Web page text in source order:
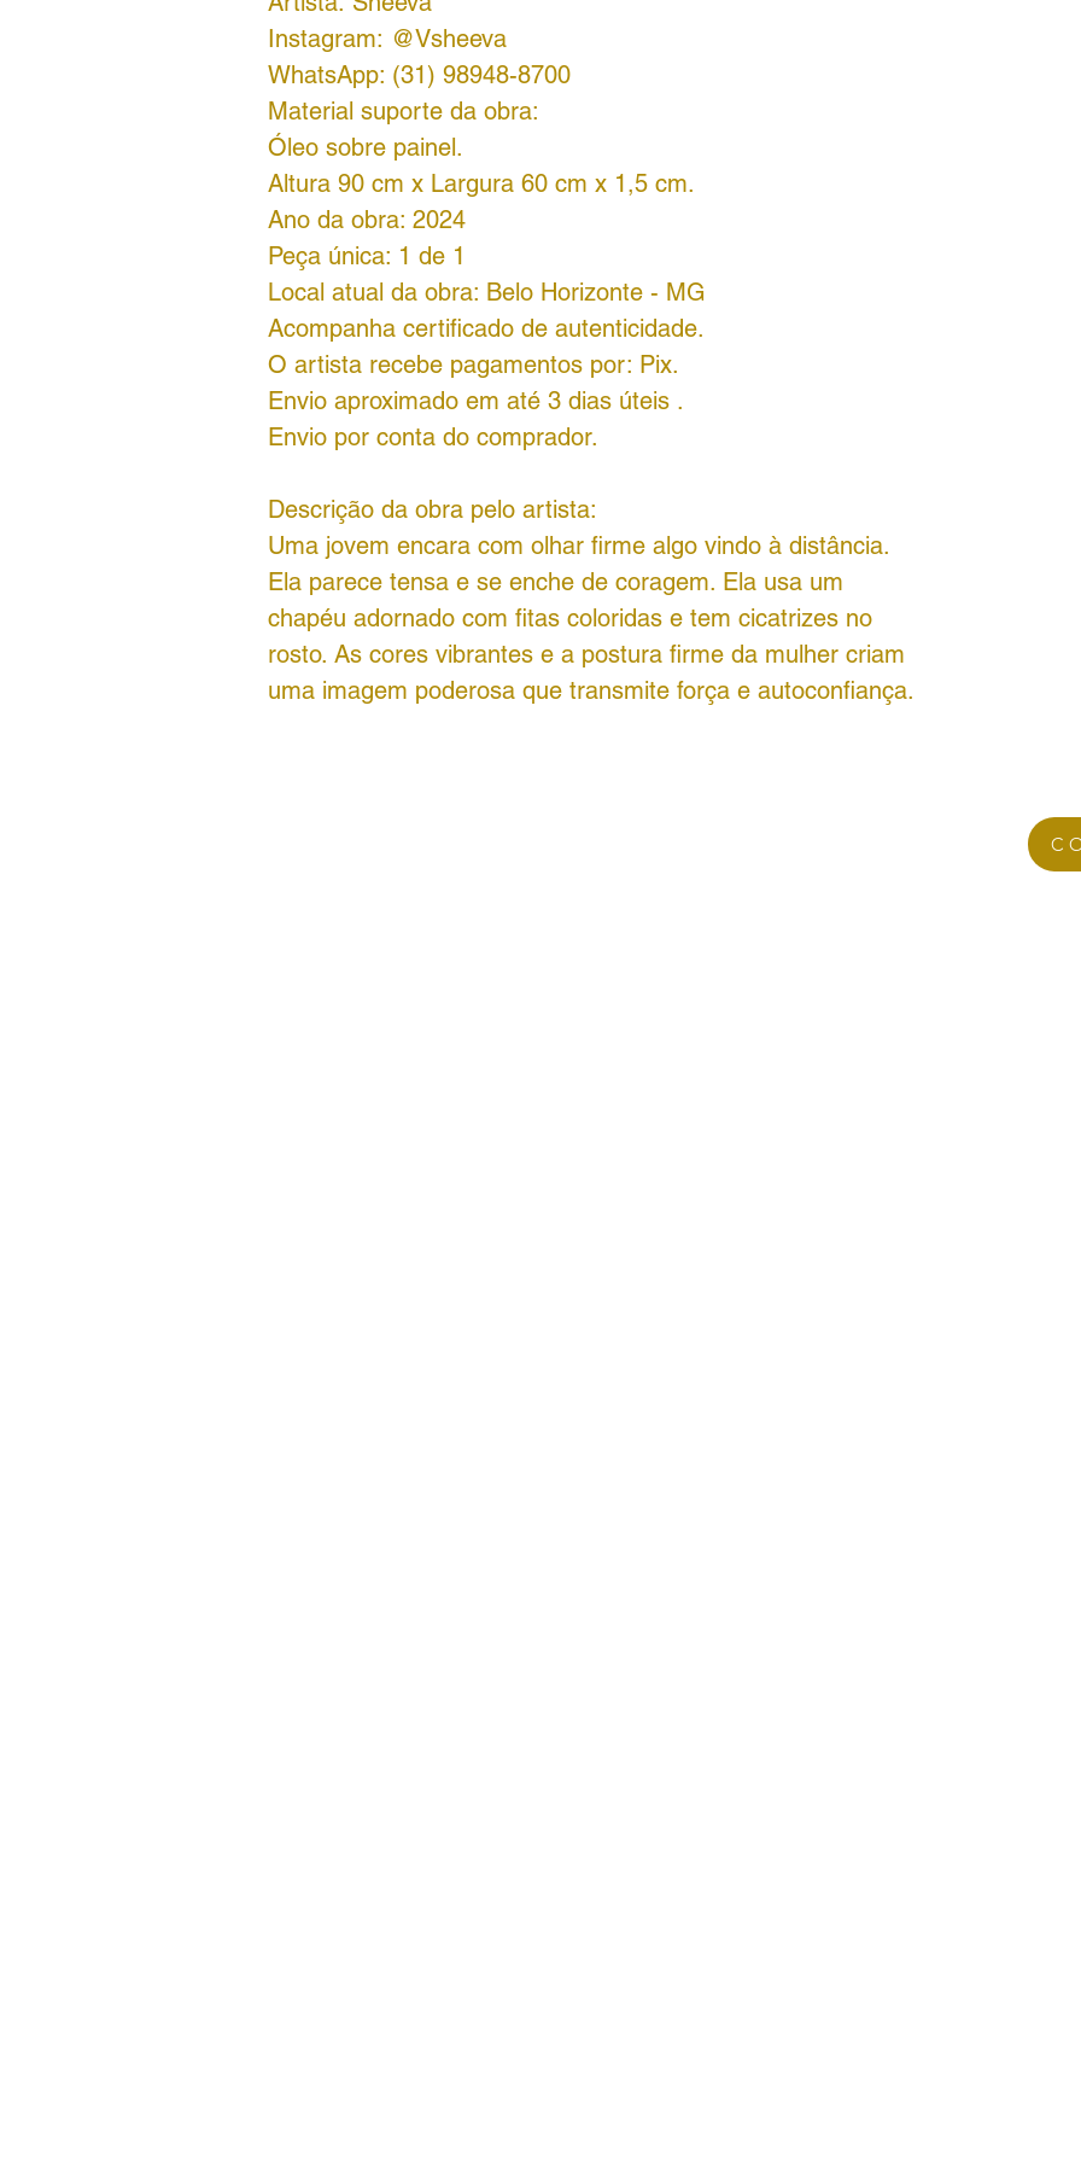
Instagram: @Vsheeva
WhatsApp: (31) 98948-8700
Material suporte da obra:
Óleo sobre painel.
Altura 90 cm x Largura 60 cm x 1,5 cm.
Ano da obra: 2024
Peça única: 1 de 1
Local atual da obra: Belo Horizonte - MG
Acompanha certificado de autenticidade.
O artista recebe pagamentos por: Pix.
Envio aproximado em até 3 dias úteis .
Envio por conta do comprador.
Descrição da obra pelo artista:
Uma jovem encara com olhar firme algo vindo à distância.
Ela parece tensa e se enche de coragem. Ela usa um
chapéu adornado com fitas coloridas e tem cicatrizes no
rosto. As cores vibrantes e a postura firme da mulher criam
uma imagem poderosa que transmite força e autoconfiança.